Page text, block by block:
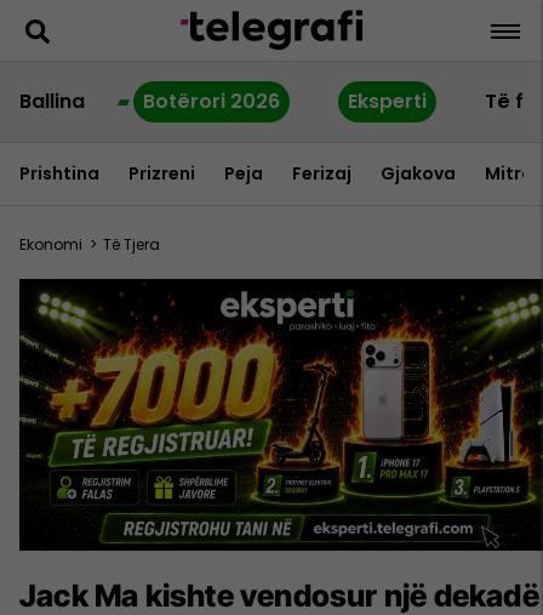
Ballina Botërori 2026 Eksperti Të
Prishtina Prizreni Peja Ferizaj Gjakova
Ekonomi > Të Tjera
Jack Ma kishte vendosur një dekadë